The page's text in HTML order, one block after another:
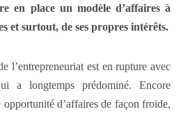
en place un modèle d’affaires à
et surtout, de ses propres intérêts.
l’entrepreneuriat est en rupture avec
a longtemps prédominé. Encore
d’affaires de façon froide,